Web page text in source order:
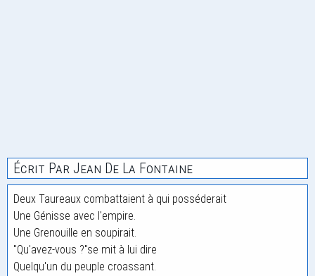
Écrit Par Jean De La Fontaine
Deux Taureaux combattaient à qui posséderait
Une Génisse avec l'empire.
Une Grenouille en soupirait.
"Qu'avez-vous ?"se mit à lui dire
Quelqu'un du peuple croassant.